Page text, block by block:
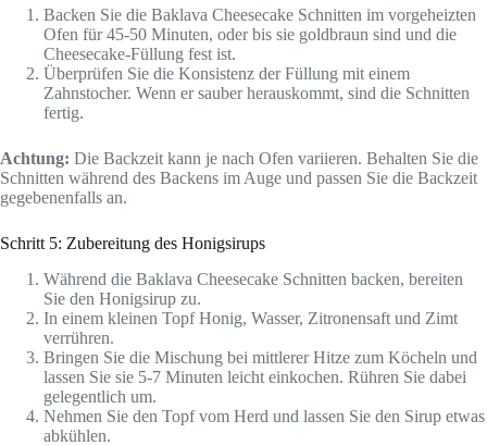
Backen Sie die Baklava Cheesecake Schnitten im vorgeheizten
Ofen für 45-50 Minuten, oder bis sie goldbraun sind und die
Cheesecake-Füllung fest ist.
Überprüfen Sie die Konsistenz der Füllung mit einem
Zahnstocher. Wenn er sauber herauskommt, sind die Schnitten
fertig.
Achtung: Die Backzeit kann je nach Ofen variieren. Behalten Sie die
Schnitten während des Backens im Auge und passen Sie die Backzeit
gegebenenfalls an.
Schritt 5: Zubereitung des Honigsirups
Während die Baklava Cheesecake Schnitten backen, bereiten
Sie den Honigsirup zu.
In einem kleinen Topf Honig, Wasser, Zitronensaft und Zimt
verrühren.
Bringen Sie die Mischung bei mittlerer Hitze zum Köcheln und
lassen Sie sie 5-7 Minuten leicht einkochen. Rühren Sie dabei
gelegentlich um.
Nehmen Sie den Topf vom Herd und lassen Sie den Sirup etwas
abkühlen.